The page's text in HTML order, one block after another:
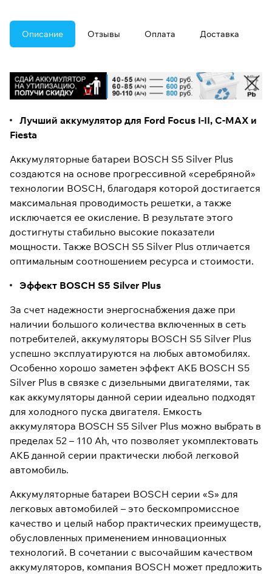
Описание Отзывы Оплата Доставка
Лучший аккумулятор для Ford Focus I-II, C-MAX и
Fiesta
Аккумуляторные батареи BOSCH S5 Silver Plus
создаются на основе прогрессивной «серебряной»
технологии BOSCH, благодаря которой достигается
максимальная проводимость решетки, а также
исключается ее окисление. В результате этого
достигнуты стабильно высокие показатели
мощности. Также BOSCH S5 Silver Plus отличается
оптимальным соотношением ресурса и стоимости.
Эффект BOSCH S5 Silver Plus
За счет надежности энергоснабжения даже при
наличии большого количества включенных в сеть
потребителей, аккумуляторы BOSCH S5 Silver Plus
успешно эксплуатируются на любых автомобилях.
Особенно хорошо заметен эффект АКБ BOSCH S5
Silver Plus в связке с дизельными двигателями, так
как аккумуляторы данной серии идеально подходят
для холодного пуска двигателя. Емкость
аккумулятора BOSCH S5 Silver Plus можно выбрать в
пределах 52 – 110 Ah, что позволяет укомплектовать
АКБ данной серии практически любой легковой
автомобиль.
Аккумуляторные батареи BOSCH серии «S» для
легковых автомобилей – это бескомпромиссное
качество и целый набор практических преимуществ,
обусловленных применением инновационных
технологий. В сочетании с высочайшим качеством
аккумуляторов, компания BOSCH может предложить